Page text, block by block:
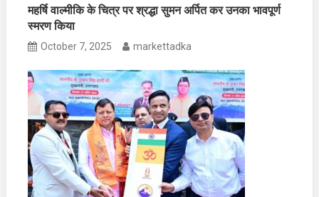
महर्षि वाल्मीकि के चित्र पर श्रद्धा सुमन अर्पित कर उनका भावपूर्ण
स्मरण किया
October 7, 2025 markettadka